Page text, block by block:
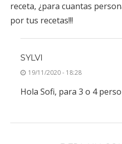
receta, ¿para cuantas
por tus recetas!!!
SYLVI
19/11/2020 - 18:28
Hola Sofi, para 3 o 4